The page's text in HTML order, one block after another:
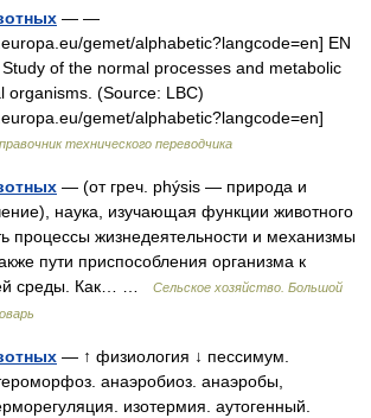
— —
gemet/alphabetic?langcode=en] EN
of the normal processes and metabolic
organisms. (Source: LBC)
gemet/alphabetic?langcode=en]
технического переводчика
— (от греч. phýsis — природа и
наука, изучающая функции животного
процессы жизнедеятельности и механизмы
пути приспособления организма к
среды. Как… …
Сельское хозяйство. Большой
— ↑ физиология ↓ пессимум.
анаэробиоз. анаэробы,
изотермия. аутогенный.